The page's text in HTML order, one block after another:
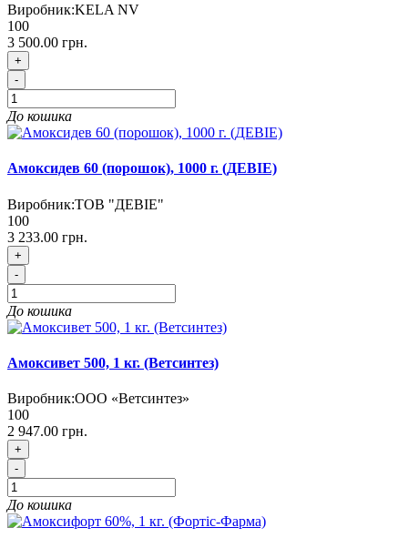
Виробник:KELA NV
100
3 500.00 грн.
+
-
До кошика
Амоксидев 60 (порошок), 1000 г. (ДЕВІЕ)
Виробник:ТОВ "ДЕВІЕ"
100
3 233.00 грн.
+
-
До кошика
Амоксивет 500, 1 кг. (Ветсинтез)
Виробник:ООО «Ветсинтез»
100
2 947.00 грн.
+
-
До кошика